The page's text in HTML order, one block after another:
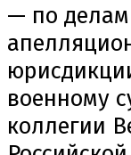
— по
военному
коллегии